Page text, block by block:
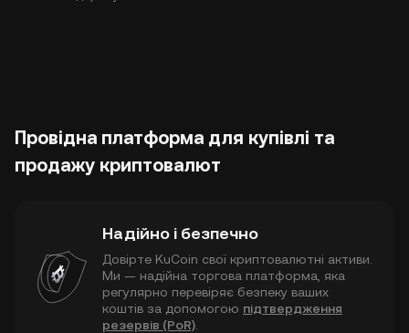
Провідна платформа для купівлі та
продажу криптовалют
Надійно і безпечно
Довірте KuCoin свої криптовалютні активи.
Ми — надійна торгова платформа, яка
регулярно перевіряє безпеку ваших
коштів за допомогою підтвердження
резервів (PoR)